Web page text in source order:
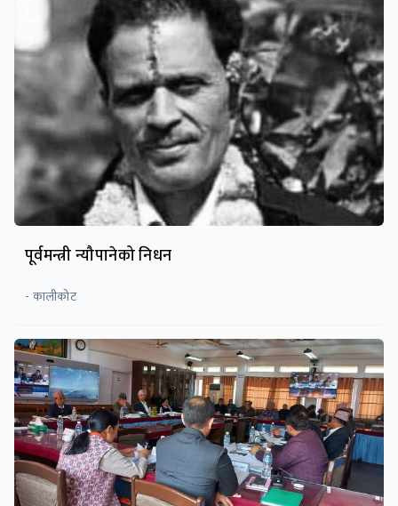
पूर्वमन्त्री न्यौपानेको निधन
- कालीकोट